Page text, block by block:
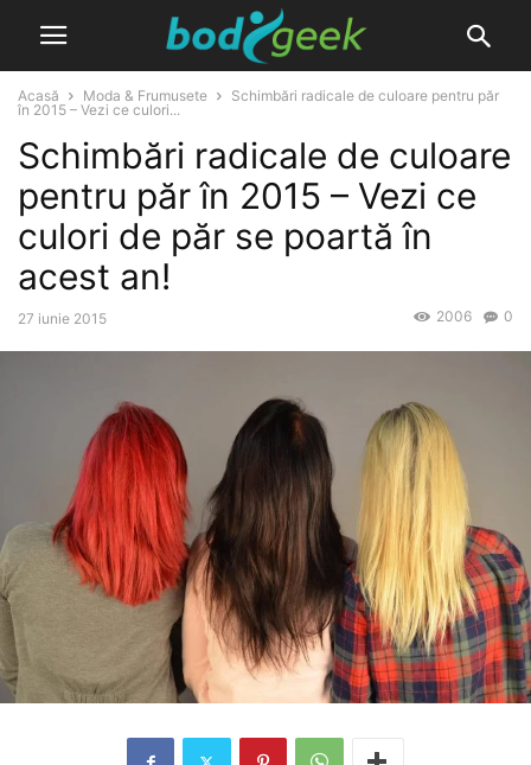
Acasă Moda & Frumusete
Schimbări radicale de culoare pentru păr
în 2015 – Vezi ce culori...
Schimbări radicale de culoare
pentru păr în 2015 – Vezi ce
culori de păr se poartă în
acest an!
27 iunie 2015 0
2006